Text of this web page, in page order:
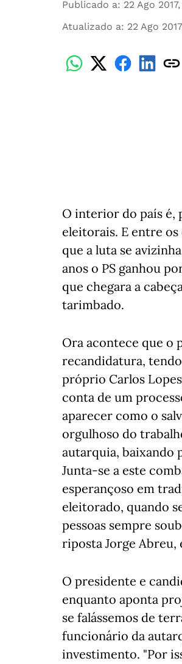
Publicado a: 22 Ago
Atualizado a: 22 Ago
O interior do país é,
eleitorais. E entre
que a luta se
anos o PS ganhou
que chegara a
tarimbado.
Ora acontece que o
recandidatura,
próprio Carlos
conta de um
aparecer como o
orgulhoso do
autarquia, baixando
Junta-se a este
esperançoso em
eleitorado, quando
pessoas sempre
riposta Jorge Abreu,
O presidente e
enquanto aponta
se falássemos de
funcionário da
investimento. "Por